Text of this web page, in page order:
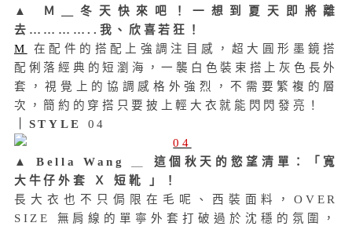
▲
Ｍ＿冬天快來吧！一想到夏天即將離
去…………..我、欣喜若狂！
M
在配件的搭配上強調注目感，超大圓形墨鏡搭
配俐落經典的短瀏海，一襲白色裝束搭上灰色長外
套，視覺上的協調感格外強烈，不需要繁複的層
次，簡約的穿搭只要披上輕大衣就能閃閃發亮！
｜STYLE 04
▲Bella Wang 這個 秋天的慾望清單：「寬
大牛仔外套 Ｘ 短靴 」！
長大衣也不只侷限在毛呢、西裝面料，OVER
SIZE 無肩線的單寧外套打破過於沈穩的氛圍，